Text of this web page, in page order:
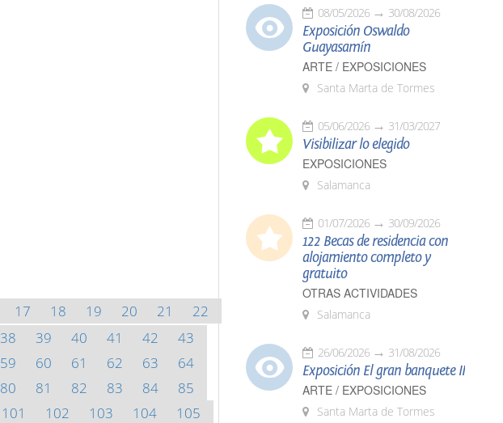
17 18 19 20 21
22
38 39 40 41 42
43
59 60 61 62 63
64
80 81 82 83 84
85
101 102 103 104
105
08/05/2026 30/08/2026
Exposición Oswaldo
Guayasamín
ARTE / EXPOSICIONES
Santa Marta de Tormes
05/06/2026 31/03/2027
Visibilizar lo elegido
EXPOSICIONES
Salamanca
01/07/2026 30/09/2026
122 Becas de residencia con
alojamiento completo y
gratuito
OTRAS ACTIVIDADES
Salamanca
26/06/2026 31/08/2026
Exposición El gran banquete II
ARTE / EXPOSICIONES
Santa Marta de Tormes